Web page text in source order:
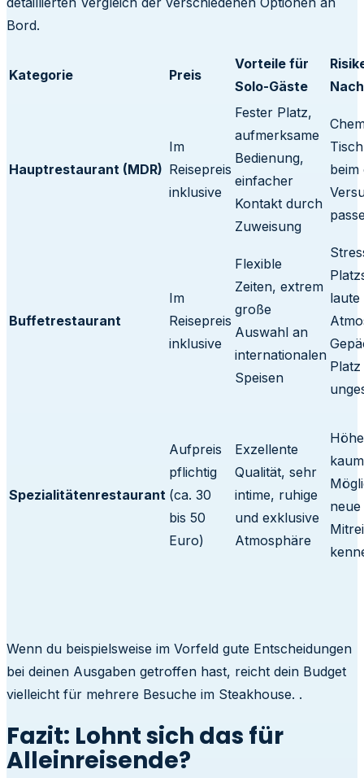
Bord.
Kategorie Preis
Vorteile für
Solo-Gäste
Hauptrestaurant (MDR)
Im
Reisepreis
inklusive
Fester Platz,
aufmerksame
Bedienung,
einfacher
Kontakt durch
Zuweisung
beim
Buffetrestaurant
Im
Reisepreis
inklusive
Flexible
Zeiten, extrem
große
Auswahl an
internationalen
Speisen
laute
Platz
Spezialitätenrestaurant
Aufpreis
pflichtig
(ca. 30
bis 50
Euro)
Exzellente
Qualität, sehr
intime, ruhige
und exklusive
Atmosphäre
kaum
neue
Wenn du beispielsweise im Vorfeld gute Entscheidungen
bei deinen Ausgaben getroffen hast, reicht dein Budget
vielleicht für mehrere Besuche im Steakhouse. .
Fazit: Lohnt sich das für
Alleinreisende?